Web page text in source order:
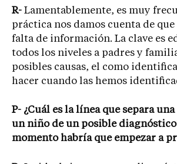
R- Lamentablemente, es muy
práctica nos damos cuenta de que
falta de información. La clave es
todos los niveles a padres y
posibles causas, el como
hacer cuando las hemos
P- ¿Cuál es la línea que separa
un niño de un posible
momento habría que empezar a